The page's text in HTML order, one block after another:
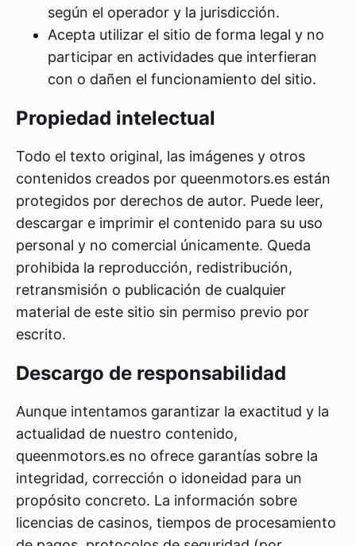
según el operador y la jurisdicción.
Acepta utilizar el sitio de forma legal y no
participar en actividades que interfieran
con o dañen el funcionamiento del sitio.
Propiedad intelectual
Todo el texto original, las imágenes y otros
contenidos creados por queenmotors.es están
protegidos por derechos de autor. Puede leer,
descargar e imprimir el contenido para su uso
personal y no comercial únicamente. Queda
prohibida la reproducción, redistribución,
retransmisión o publicación de cualquier
material de este sitio sin permiso previo por
escrito.
Descargo de responsabilidad
Aunque intentamos garantizar la exactitud y la
actualidad de nuestro contenido,
queenmotors.es no ofrece garantías sobre la
integridad, corrección o idoneidad para un
propósito concreto. La información sobre
licencias de casinos, tiempos de procesamiento